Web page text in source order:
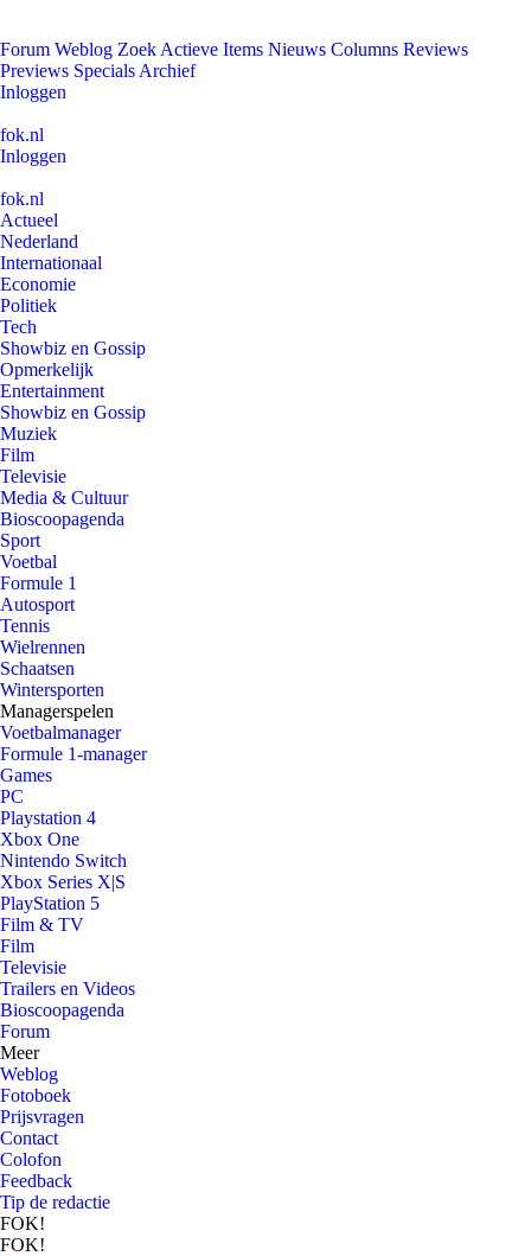
Forum Weblog Zoek Actieve Items Nieuws Columns Reviews
Previews Specials Archief
Inloggen
fok.nl
Inloggen
fok.nl
Actueel
Nederland
Internationaal
Economie
Politiek
Tech
Showbiz en Gossip
Opmerkelijk
Entertainment
Showbiz en Gossip
Muziek
Film
Televisie
Media & Cultuur
Bioscoopagenda
Sport
Voetbal
Formule 1
Autosport
Tennis
Wielrennen
Schaatsen
Wintersporten
Managerspelen
Voetbalmanager
Formule 1-manager
Games
PC
Playstation 4
Xbox One
Nintendo Switch
Xbox Series X|S
PlayStation 5
Film & TV
Film
Televisie
Trailers en Videos
Bioscoopagenda
Forum
Meer
Weblog
Fotoboek
Prijsvragen
Contact
Colofon
Feedback
Tip de redactie
FOK!
FOK!